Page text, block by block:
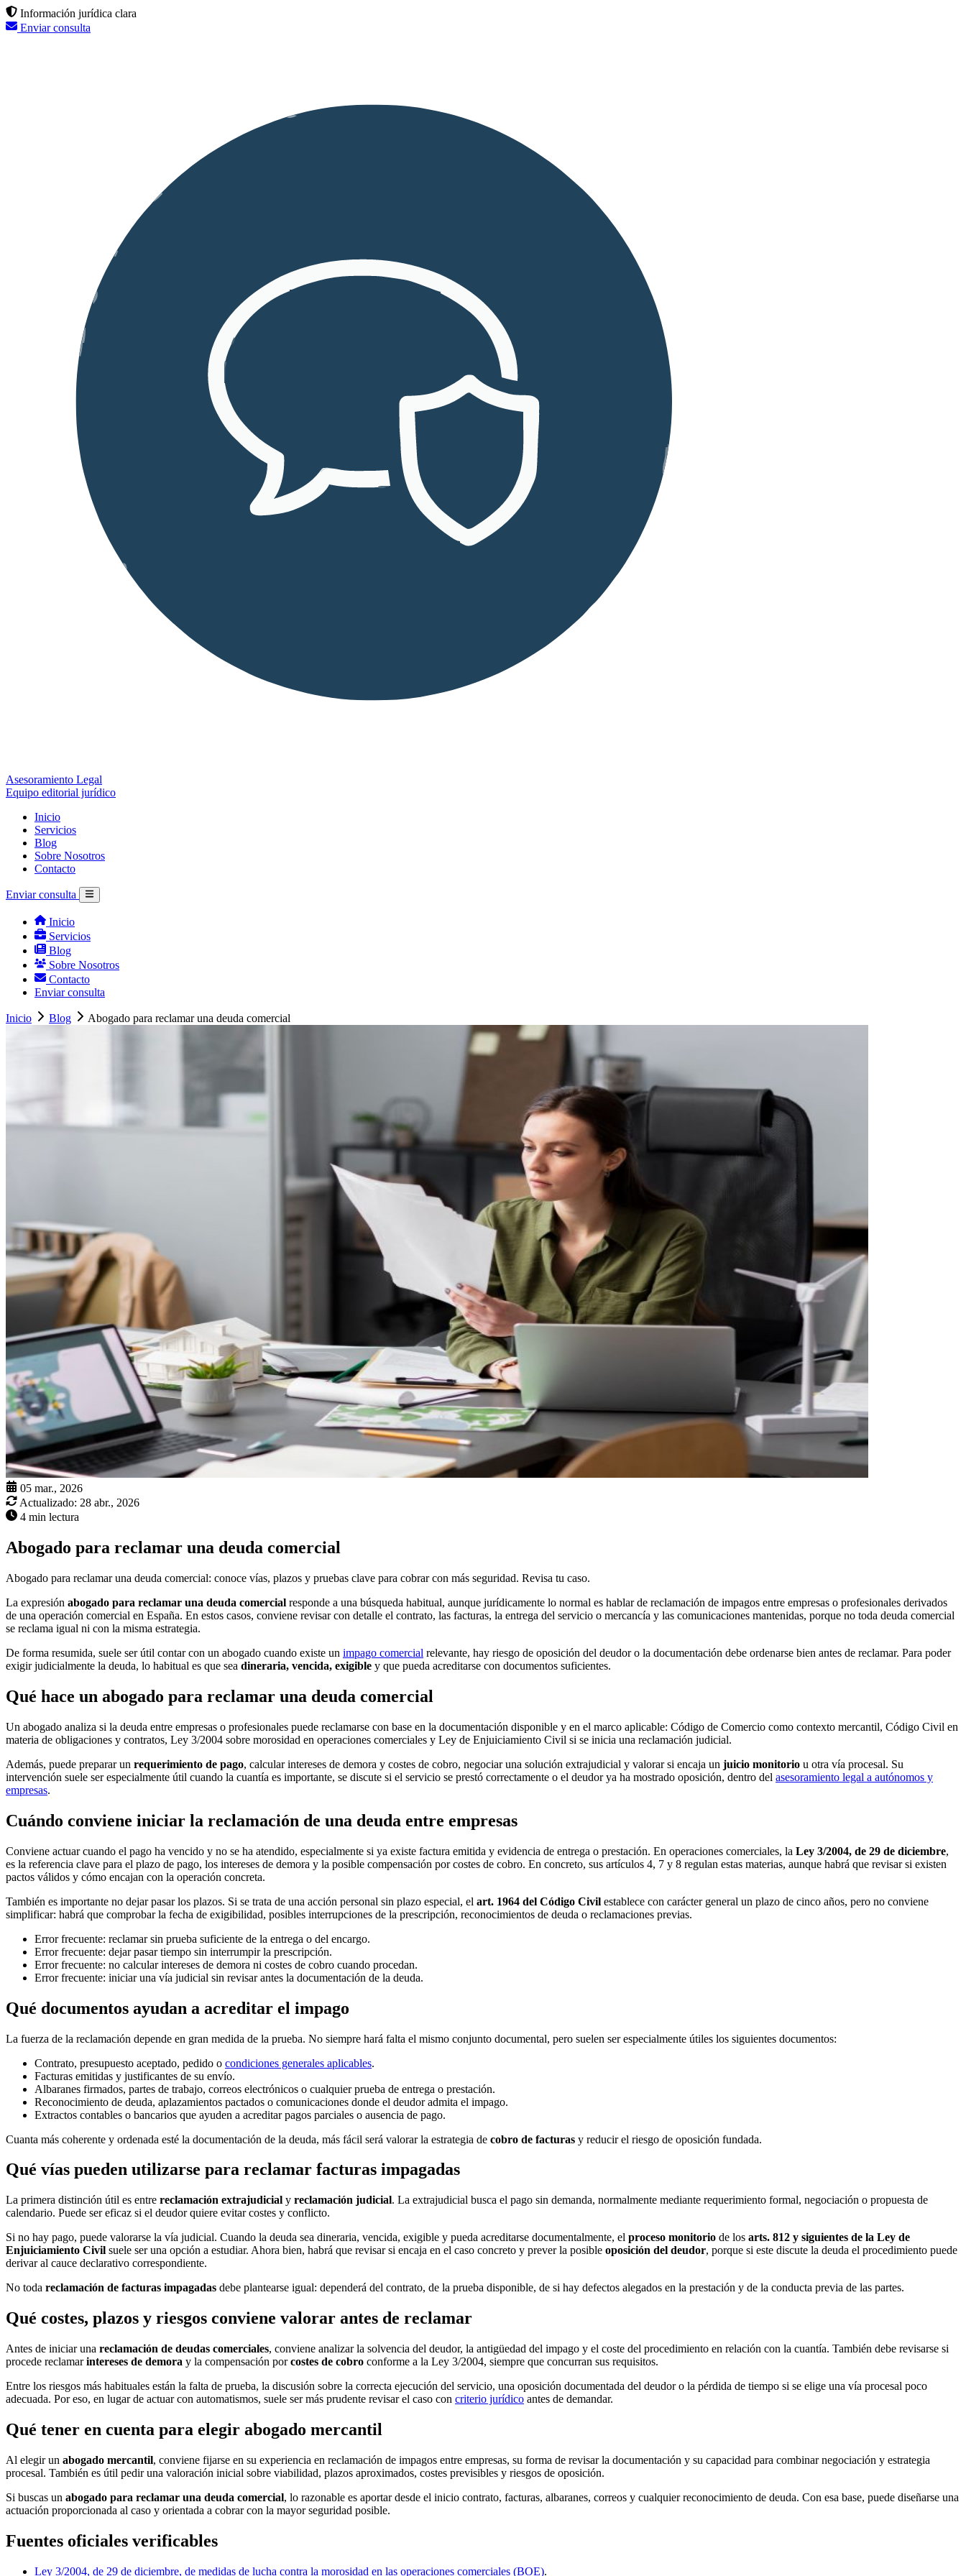
Información jurídica clara
Enviar consulta
Asesoramiento Legal
Equipo editorial jurídico
Inicio
Servicios
Blog
Sobre Nosotros
Contacto
Enviar consulta
Inicio
Servicios
Blog
Sobre Nosotros
Contacto
Enviar consulta
Inicio Blog Abogado para reclamar una deuda comercial
05 mar., 2026
Actualizado: 28 abr., 2026
4 min lectura
Abogado para reclamar una deuda comercial
Abogado para reclamar una deuda comercial: conoce vías, plazos y pruebas clave para cobrar con más seguridad. Revisa tu caso.
La expresión abogado para reclamar una deuda comercial responde a una búsqueda habitual, aunque jurídicamente lo normal es hablar de reclamación de impagos entre empresas o profesionales derivados
de una operación comercial en España. En estos casos, conviene revisar con detalle el contrato, las facturas, la entrega del servicio o mercancía y las comunicaciones mantenidas, porque no toda deuda comercial
se reclama igual ni con la misma estrategia.
De forma resumida, suele ser útil contar con un abogado cuando existe un impago comercial relevante, hay riesgo de oposición del deudor o la documentación debe ordenarse bien antes de reclamar. Para poder
exigir judicialmente la deuda, lo habitual es que sea dineraria, vencida, exigible y que pueda acreditarse con documentos suficientes.
Qué hace un abogado para reclamar una deuda comercial
Un abogado analiza si la deuda entre empresas o profesionales puede reclamarse con base en la documentación disponible y en el marco aplicable: Código de Comercio como contexto mercantil, Código Civil en
materia de obligaciones y contratos, Ley 3/2004 sobre morosidad en operaciones comerciales y Ley de Enjuiciamiento Civil si se inicia una reclamación judicial.
Además, puede preparar un requerimiento de pago, calcular intereses de demora y costes de cobro, negociar una solución extrajudicial y valorar si encaja un juicio monitorio u otra vía procesal. Su
intervención suele ser especialmente útil cuando la cuantía es importante, se discute si el servicio se prestó correctamente o el deudor ya ha mostrado oposición, dentro del asesoramiento legal a autónomos y
empresas.
Cuándo conviene iniciar la reclamación de una deuda entre empresas
Conviene actuar cuando el pago ha vencido y no se ha atendido, especialmente si ya existe factura emitida y evidencia de entrega o prestación. En operaciones comerciales, la Ley 3/2004, de 29 de diciembre,
es la referencia clave para el plazo de pago, los intereses de demora y la posible compensación por costes de cobro. En concreto, sus artículos 4, 7 y 8 regulan estas materias, aunque habrá que revisar si existen
pactos válidos y cómo encajan con la operación concreta.
También es importante no dejar pasar los plazos. Si se trata de una acción personal sin plazo especial, el art. 1964 del Código Civil establece con carácter general un plazo de cinco años, pero no conviene
simplificar: habrá que comprobar la fecha de exigibilidad, posibles interrupciones de la prescripción, reconocimientos de deuda o reclamaciones previas.
Error frecuente: reclamar sin prueba suficiente de la entrega o del encargo.
Error frecuente: dejar pasar tiempo sin interrumpir la prescripción.
Error frecuente: no calcular intereses de demora ni costes de cobro cuando procedan.
Error frecuente: iniciar una vía judicial sin revisar antes la documentación de la deuda.
Qué documentos ayudan a acreditar el impago
La fuerza de la reclamación depende en gran medida de la prueba. No siempre hará falta el mismo conjunto documental, pero suelen ser especialmente útiles los siguientes documentos:
Contrato, presupuesto aceptado, pedido o condiciones generales aplicables.
Facturas emitidas y justificantes de su envío.
Albaranes firmados, partes de trabajo, correos electrónicos o cualquier prueba de entrega o prestación.
Reconocimiento de deuda, aplazamientos pactados o comunicaciones donde el deudor admita el impago.
Extractos contables o bancarios que ayuden a acreditar pagos parciales o ausencia de pago.
Cuanta más coherente y ordenada esté la documentación de la deuda, más fácil será valorar la estrategia de cobro de facturas y reducir el riesgo de oposición fundada.
Qué vías pueden utilizarse para reclamar facturas impagadas
La primera distinción útil es entre reclamación extrajudicial y reclamación judicial. La extrajudicial busca el pago sin demanda, normalmente mediante requerimiento formal, negociación o propuesta de
calendario. Puede ser eficaz si el deudor quiere evitar costes y conflicto.
Si no hay pago, puede valorarse la vía judicial. Cuando la deuda sea dineraria, vencida, exigible y pueda acreditarse documentalmente, el proceso monitorio de los arts. 812 y siguientes de la Ley de
Enjuiciamiento Civil suele ser una opción a estudiar. Ahora bien, habrá que revisar si encaja en el caso concreto y prever la posible oposición del deudor, porque si este discute la deuda el procedimiento puede
derivar al cauce declarativo correspondiente.
No toda reclamación de facturas impagadas debe plantearse igual: dependerá del contrato, de la prueba disponible, de si hay defectos alegados en la prestación y de la conducta previa de las partes.
Qué costes, plazos y riesgos conviene valorar antes de reclamar
Antes de iniciar una reclamación de deudas comerciales, conviene analizar la solvencia del deudor, la antigüedad del impago y el coste del procedimiento en relación con la cuantía. También debe revisarse si
procede reclamarintereses de demora y la compensación porcostes de cobro conforme a la Ley 3/2004, siempre que concurran sus requisitos.
Entre los riesgos más habituales están la falta de prueba, la discusión sobre la correcta ejecución del servicio, una oposición documentada del deudor o la pérdida de tiempo si se elige una vía procesal poco
adecuada. Por eso, en lugar de actuar con automatismos, suele ser más prudente revisar el caso con criterio jurídico antes de demandar.
Qué tener en cuenta para elegir abogado mercantil
Al elegir un abogado mercantil, conviene fijarse en su experiencia en reclamación de impagos entre empresas, su forma de revisar la documentación y su capacidad para combinar negociación y estrategia
procesal. También es útil pedir una valoración inicial sobre viabilidad, plazos aproximados, costes previsibles y riesgos de oposición.
Si buscas un abogado para reclamar una deuda comercial, lo razonable es aportar desde el inicio contrato, facturas, albaranes, correos y cualquier reconocimiento de deuda. Con esa base, puede diseñarse una
actuación proporcionada al caso y orientada a cobrar con la mayor seguridad posible.
Fuentes oficiales verificables
Ley 3/2004, de 29 de diciembre, de medidas de lucha contra la morosidad en las operaciones comerciales (BOE).